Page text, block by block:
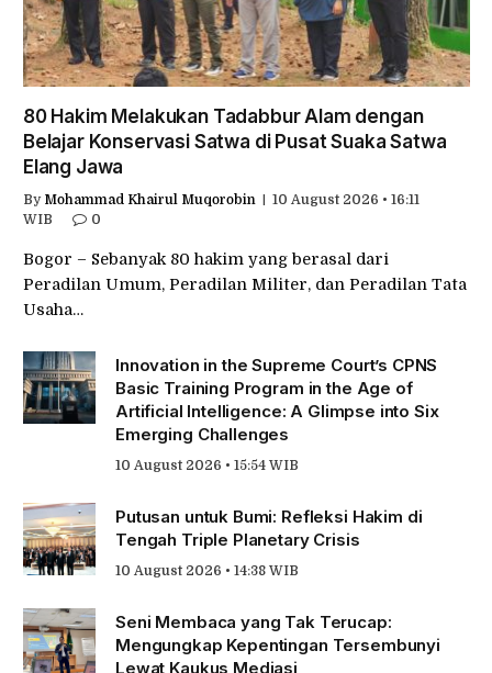
80 Hakim Melakukan Tadabbur Alam dengan
Belajar Konservasi Satwa di Pusat Suaka Satwa
Elang Jawa
By Mohammad Khairul Muqorobin
10 August 2026 • 16:11
WIB
0
Bogor – Sebanyak 80 hakim yang berasal dari
Peradilan Umum, Peradilan Militer, dan Peradilan Tata
Usaha…
Innovation in the Supreme Court’s CPNS
Basic Training Program in the Age of
Artificial Intelligence: A Glimpse into Six
Emerging Challenges
10 August 2026 • 15:54 WIB
Putusan untuk Bumi: Refleksi Hakim di
Tengah Triple Planetary Crisis
10 August 2026 • 14:38 WIB
Seni Membaca yang Tak Terucap:
Mengungkap Kepentingan Tersembunyi
Lewat Kaukus Mediasi